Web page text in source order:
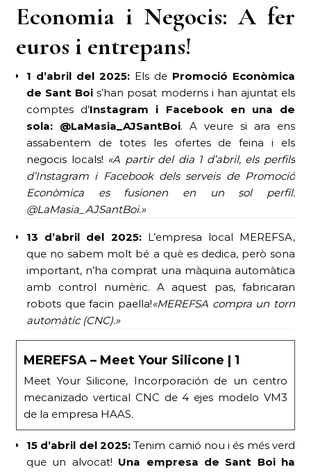
Economia i Negocis: A fer
euros i entrepans!
1 d’abril del 2025: Els de Promoció Econòmica
de Sant Boi s’han posat moderns i han ajuntat els
comptes d’Instagram i Facebook en una de
sola: @LaMasia_AJSantBoi. A veure si ara ens
assabentem de totes les ofertes de feina i els
negocis locals! «A partir del dia 1 d’abril, els perfils
d’Instagram i Facebook dels serveis de Promoció
Econòmica es fusionen en un sol perfil:
@LaMasia_AJSantBoi.»
13 d’abril del 2025:L’empresa local MEREFSA,
que no sabem molt bé a què es dedica, però sona
important, n’ha comprat una màquina automàtica
amb control numèric. A aquest pas, fabricaran
robots que facin paella!«MEREFSA compra un torn
automàtic (CNC).»
MEREFSA – Meet Your Silicone | 1
Meet Your Silicone, Incorporación de un centro
mecanizado vertical CNC de 4 ejes modelo VM3
de la empresa HAAS.
15 d’abril del 2025:Tenim camió nou i és més verd
que un alvocat! Una empresa de Sant Boi ha